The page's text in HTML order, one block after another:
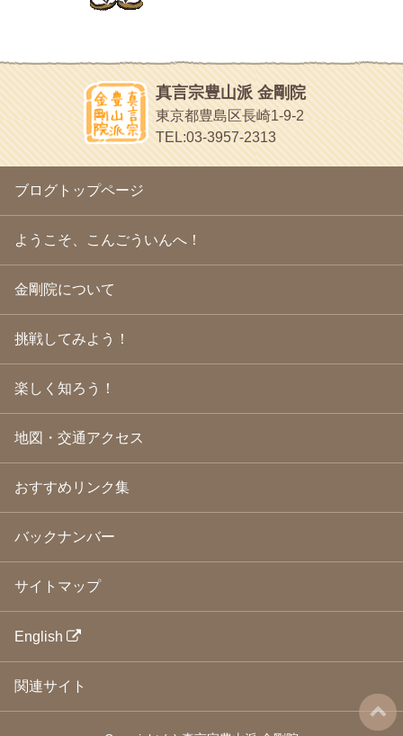
(16)
2010年6月(18)
2010年5月(22)
2010年4月(25)
2010年3月
(22)
2010年2月(23)
2010年1月(23)
(18)
2009年11月
(20)
2009年10月(20)
2009年9月 (20)
2009年6月(22)
2009年5月(20)
2009年4月
(24)
2009年3月(21)
2009年2月(19)
2009年1月(25)
2008年10月
(31)
2008年9月(24)
2008年8月(24)
2008年5月(21)
(24)
2008年2月 (21)
2008年1月(23)
2007年12月
2007年9月
2007年8月(26)
ほうげん日記
放言じゃなくて和尚さんの名前だよ
面白いサイトみつけたよ。
ヘェ～という感じ
chocolab.Air♪DIALY
ラブラドールのワンちゃんがかわいいよ
真言宗豊山派 金剛院
東京都豊島区長崎1-9-2
TEL:03-3957-2313
ブログトップページ
ようこそ、こんごういんへ！
金剛院について
挑戦してみよう！
楽しく知ろう！
地図・交通アクセス
おすすめリンク集
バックナンバー
サイトマップ
English
関連サイト